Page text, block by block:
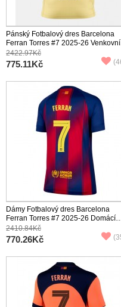
Pánský Fotbalový dres Barcelona
Ferran Torres #7 2025-26 Venkovní
Krátký Rukáv
2422.97Kč
775.11Kč
Dámy Fotbalový dres Barcelona
Ferran Torres #7 2025-26 Domácí
Krátký Rukáv
2410.84Kč
770.26Kč